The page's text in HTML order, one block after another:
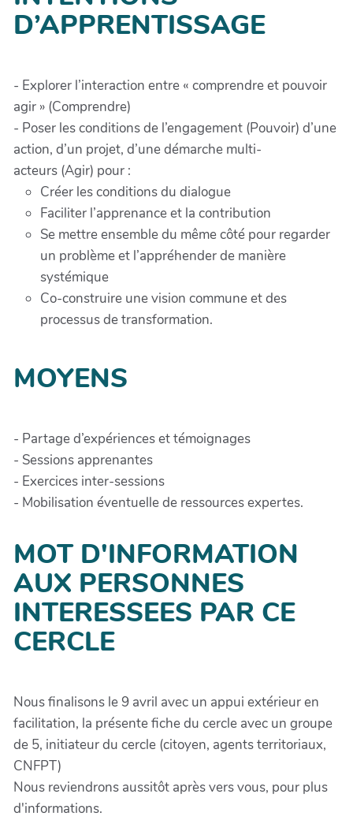
D’APPRENTISSAGE
- Explorer l’interaction entre « comprendre et pouvoir
agir » (Comprendre)
- Poser les conditions de l’engagement (Pouvoir) d’une
action, d’un projet, d’une démarche multi-
acteurs (Agir) pour :
Créer les conditions du dialogue
Faciliter l’apprenance et la contribution
Se mettre ensemble du même côté pour regarder
un problème et l’appréhender de manière
systémique
Co-construire une vision commune et des
processus de transformation.
MOYENS
- Partage d’expériences et témoignages
- Sessions apprenantes
- Exercices inter-sessions
- Mobilisation éventuelle de ressources expertes.
MOT D'INFORMATION
AUX PERSONNES
INTERESSEES PAR CE
CERCLE
Nous finalisons le 9 avril avec un appui extérieur en
facilitation, la présente fiche du cercle avec un groupe
de 5, initiateur du cercle (citoyen, agents territoriaux,
CNFPT)
Nous reviendrons aussitôt après vers vous, pour plus
d'informations.